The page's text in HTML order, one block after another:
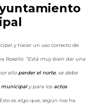
y hacer un uso correcto de
Roselló: “Está muy bien dar una
ello perder el norte, se debe
municipaly para losactos
Esto es algo que, según nos ha